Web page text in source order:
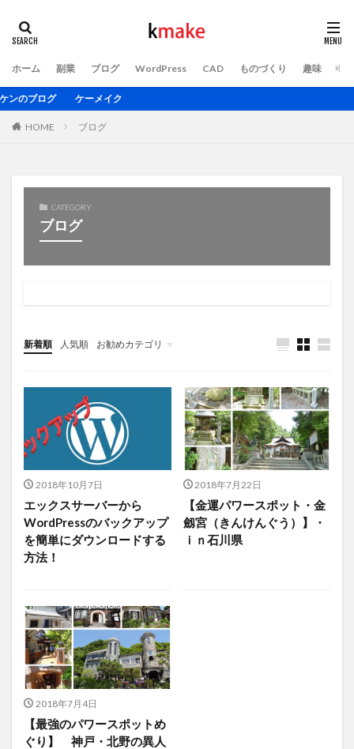
ホーム 副業 ブログ WordPress CAD ものづくり 趣味 ト
ブログ ケーメイク
HOME ブログ
CATEGORY
ブログ
新着順 人気順 お勧めカテゴリ
2018年10月7日
エックスサーバーから
WordPressのバックアップ
を簡単にダウンロードする
方法！
2018年7月22日
【金運パワースポット・金
劔宮（きんけんぐう）】・
ｉｎ石川県
2018年7月4日
【最強のパワースポットめ
ぐり】 神戸・北野の異人